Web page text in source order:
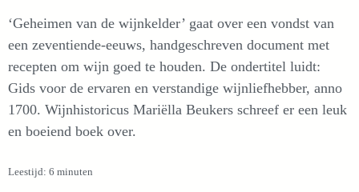
‘Geheimen van de wijnkelder’ gaat over een vondst van
een zeventiende-eeuws, handgeschreven document met
recepten om wijn goed te houden. De ondertitel luidt:
Gids voor de ervaren en verstandige wijnliefhebber, anno
1700. Wijnhistoricus Mariëlla Beukers schreef er een leuk
en boeiend boek over.
Leestijd: 6 minuten